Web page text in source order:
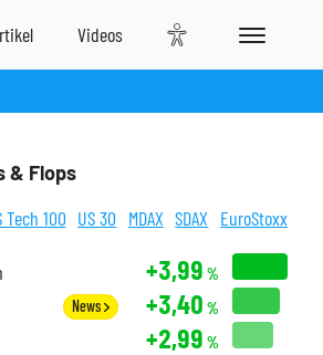
& Flops
Tech 100 US 30 MDAX SDAX EuroStoxx
+3,99 %
News +3,40 %
+2,99 %